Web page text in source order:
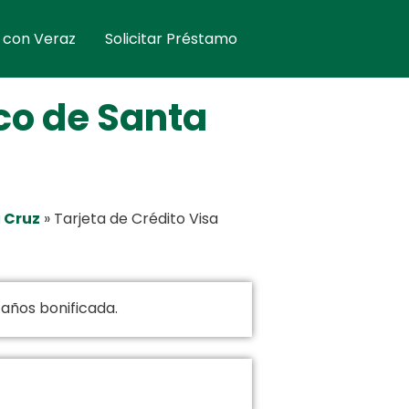
Veraz Solicitar Préstamo
de Santa
» Tarjeta de Crédito Visa
bonificada.